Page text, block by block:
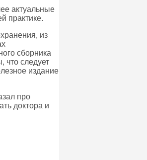
актуальные
практике.
из
сборника
что следует
издание
про
доктора и